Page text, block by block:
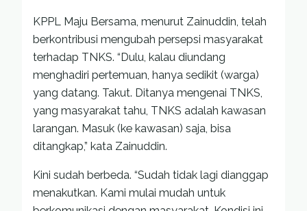
KPPL Maju Bersama, menurut Zainuddin, telah
berkontribusi mengubah persepsi masyarakat
terhadap TNKS. “Dulu, kalau diundang
menghadiri pertemuan, hanya sedikit (warga)
yang datang. Takut. Ditanya mengenai TNKS,
yang masyarakat tahu, TNKS adalah kawasan
larangan. Masuk (ke kawasan) saja, bisa
ditangkap,” kata Zainuddin.
Kini sudah berbeda. “Sudah tidak lagi dianggap
menakutkan. Kami mulai mudah untuk